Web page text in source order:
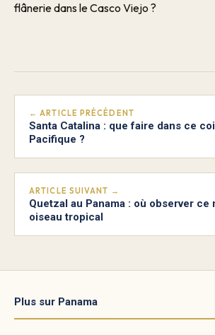
flânerie dans le Casco Viejo ?
← ARTICLE PRÉCÉDENT
Santa Catalina : que faire dans ce
Pacifique ?
ARTICLE SUIVANT →
Quetzal au Panama : où observer ce
oiseau tropical
Plus sur Panama